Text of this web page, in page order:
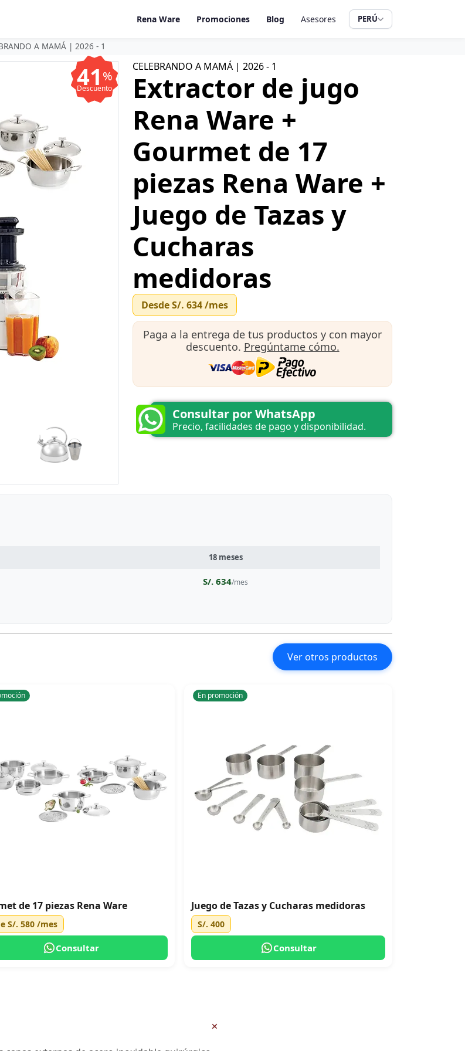
Rena Ware Promociones Blog Asesores PERÚ
A MAMÁ | 2026 - 1
CELEBRANDO A MAMÁ | 2026 - 1
Extractor de jugo
Rena Ware +
Gourmet de 17
piezas Rena Ware +
Juego de Tazas y
Cucharas
medidoras
DesdeS/. 634/mes
Paga a la entrega de tus productos y con mayor
descuento. Pregúntame cómo.
Consultar por WhatsApp
Precio, facilidades de pago y disponibilidad.
41 %
Descuento
18 meses
S/. 634/mes
Ver otros productos
de 17 piezas Rena Ware
S/. 580/mes
Consultar
En promoción
Juego de Tazas y Cucharas medidoras
S/. 400
Consultar
+